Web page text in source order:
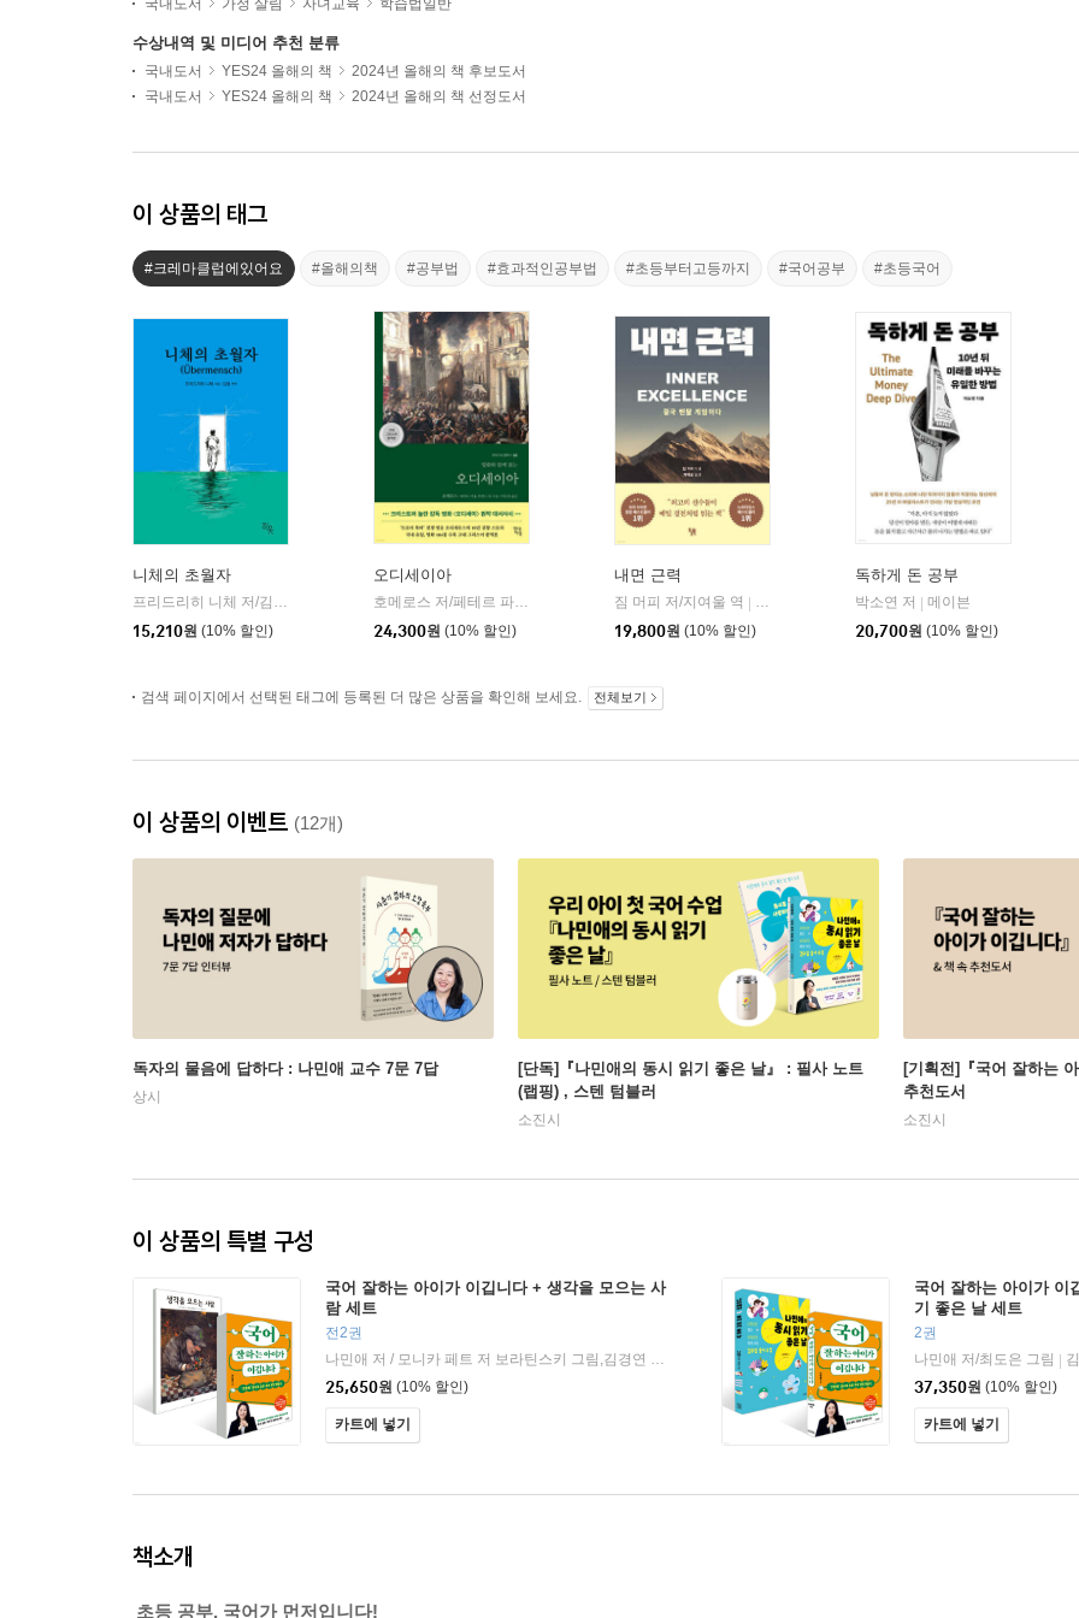
국내도서 가정 살림 자녀교육 학습법일반
수상내역 및 미디어 추천 분류
국내도서 YES24 올해의 책
2024년 올해의 책 후보도서
국내도서
YES24 올해의 책 2024년 올해의 책 선정도서
이 상품의 태그
#크레마클럽에있어요 #올해의책 #공부법 #효과적인공부법 #초등부터고등까지 #국어공부 #초등국어
니체의 초월자
프리드리히 니체 저/김철 편역
15,210원 (10% 할인)
오디세이아
호메로스 저/페테르 파울 루벤스 그림/박문재 역 | 현대지성
24,300원 (10% 할인)
내면 근력
짐 머피 저/지여울 역
윌북(willbook)
19,800원 (10% 할인)
독하게 돈 공부
박소연 저
메이븐
20,700원 (10% 할인)
검색 페이지에서 선택된 태그에 등록된 더 많은 상품을 확인해 보세요. 전체보기
이 상품의 이벤트 (12개)
독자의 물음에 답하다 : 나민애 교수 7문 7답
상시
[단독]『나민애의 동시 읽기 좋은 날』 : 필사 노트
(랩핑) , 스텐 텀블러
소진시
[기획전]『국어 잘하는
추천도서
소진시
이 상품의 특별 구성
국어 잘하는 아이가 이깁니다 + 생각을 모으는 사
람 세트
전2권
나민애 저 / 모니카 페트 저 보라틴스키 그림,김경연 역
25,650원 (10% 할인)
카트에 넣기
국어 잘하는 아이가 이
기 좋은 날 세트
2권
나민애 저/최도은 그림
37,350원 (10% 할인)
카트에 넣기
책소개
초등 공부, 국어가 먼저입니다!